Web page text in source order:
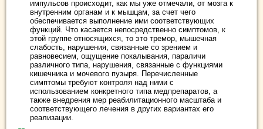
импульсов происходит, как мы уже отмечали, от мозга к
внутренним органам и к мышцам, за счет чего
обеспечивается выполнение ими соответствующих
функций. Что касается непосредственно симптомов, к
этой группе относящихся, то это тремор, мышечная
слабость, нарушения, связанные со зрением и
равновесием, ощущение покалывания, параличи
различного типа, нарушения, связанные с функциями
кишечника и мочевого пузыря. Перечисленные
симптомы требуют контроля над ними с
использованием конкретного типа медпрепаратов, а
также внедрения мер реабилитационного масштаба и
соответствующего лечения в других вариантах его
реализации.